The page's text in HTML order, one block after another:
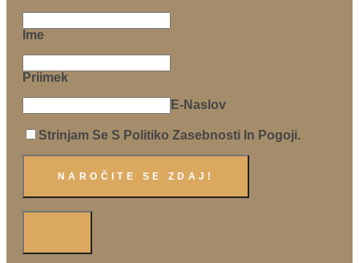
Ime
Priimek
E-Naslov
Strinjam Se S Politiko Zasebnosti In Pogoji.